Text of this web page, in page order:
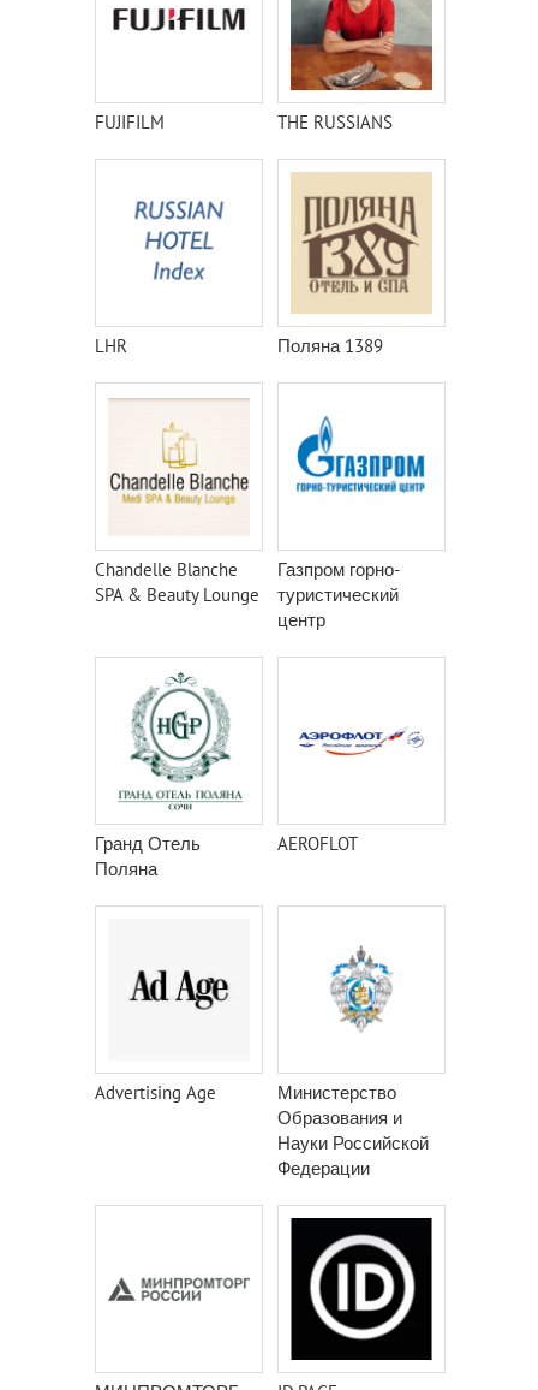
FUJIFILM THE RUSSIANS
LHR Поляна 1389
Chandelle Blanche
SPA & Beauty Lounge
Газпром горно-
туристический
центр
Гранд Отель
Поляна
AEROFLOT
Advertising Age
Министерство
Образования и
Науки Российской
Федерации